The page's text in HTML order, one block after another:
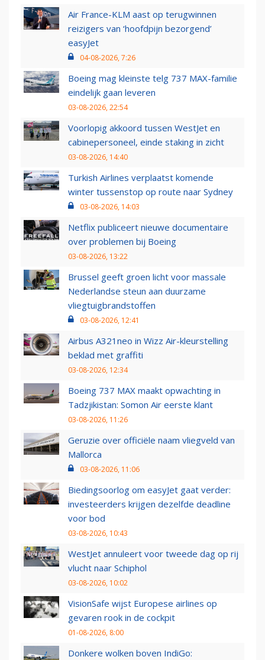
Air France-KLM aast op terugwinnen
reizigers van ‘hoofdpijn bezorgend’
easyJet
04-08-2026, 7:26
Boeing mag kleinste telg 737 MAX-familie
eindelijk gaan leveren
03-08-2026, 22:54
Voorlopig akkoord tussen WestJet en
cabinepersoneel, einde staking in zicht
03-08-2026, 14:40
Turkish Airlines verplaatst komende
winter tussenstop op route naar Sydney
03-08-2026, 14:03
Netflix publiceert nieuwe documentaire
over problemen bij Boeing
03-08-2026, 13:22
Brussel geeft groen licht voor massale
Nederlandse steun aan duurzame
vliegtuigbrandstoffen
03-08-2026, 12:41
Airbus A321neo in Wizz Air-kleurstelling
beklad met graffiti
03-08-2026, 12:34
Boeing 737 MAX maakt opwachting in
Tadzjikistan: Somon Air eerste klant
03-08-2026, 11:26
Geruzie over officiële naam vliegveld van
Mallorca
03-08-2026, 11:06
Biedingsoorlog om easyJet gaat verder:
investeerders krijgen dezelfde deadline
voor bod
03-08-2026, 10:43
WestJet annuleert voor tweede dag op rij
vlucht naar Schiphol
03-08-2026, 10:02
VisionSafe wijst Europese airlines op
gevaren rook in de cockpit
01-08-2026, 8:00
Donkere wolken boven IndiGo: